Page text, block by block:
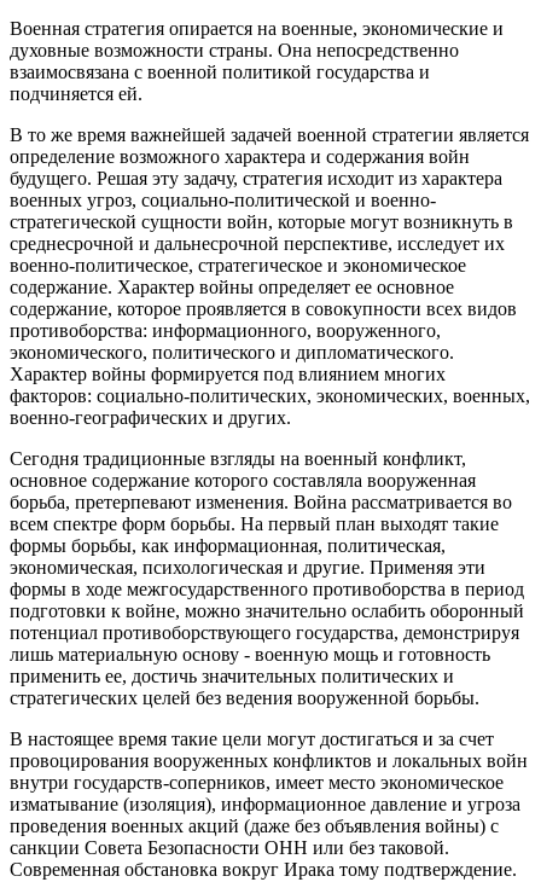
Военная стратегия опирается на военные, экономические и
духовные возможности страны. Она непосредственно
взаимосвязана с военной политикой государства и
подчиняется ей.
В то же время важнейшей задачей военной стратегии является
определение возможного характера и содержания войн
будущего. Решая эту задачу, стратегия исходит из характера
военных угроз, социально-политической и военно-
стратегической сущности войн, которые могут возникнуть в
среднесрочной и дальнесрочной перспективе, исследует их
военно-политическое, стратегическое и экономическое
содержание. Характер войны определяет ее основное
содержание, которое проявляется в совокупности всех видов
противоборства: информационного, вооруженного,
экономического, политического и дипломатического.
Характер войны формируется под влиянием многих
факторов: социально-политических, экономических, военных,
военно-географических и других.
Сегодня традиционные взгляды на военный конфликт,
основное содержание которого составляла вооруженная
борьба, претерпевают изменения. Война рассматривается во
всем спектре форм борьбы. На первый план выходят такие
формы борьбы, как информационная, политическая,
экономическая, психологическая и другие. Применяя эти
формы в ходе межгосударственного противоборства в период
подготовки к войне, можно значительно ослабить оборонный
потенциал противоборствующего государства, демонстрируя
лишь материальную основу - военную мощь и готовность
применить ее, достичь значительных политических и
стратегических целей без ведения вооруженной борьбы.
В настоящее время такие цели могут достигаться и за счет
провоцирования вооруженных конфликтов и локальных войн
внутри государств-соперников, имеет место экономическое
изматывание (изоляция), информационное давление и угроза
проведения военных акций (даже без объявления войны) с
санкции Совета Безопасности ОНН или без таковой.
Современная обстановка вокруг Ирака тому подтверждение.